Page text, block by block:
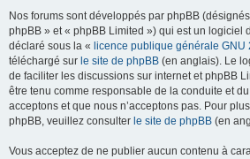
Nos forums sont développés par phpBB
phpBB » et « phpBB Limited ») qui est un logiciel
déclaré sous la « licence publique générale GNU
téléchargé sur le site de phpBB (en anglais). Le
de faciliter les discussions sur internet et phpBB
être tenu comme responsable de la conduite et
acceptons et que nous n’acceptons pas. Pour
phpBB, veuillez consulter le site de phpBB (en
Vous acceptez de ne publier aucun contenu à